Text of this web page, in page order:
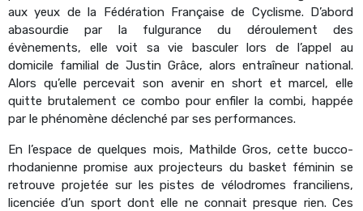
aux yeux de la Fédération Française de Cyclisme. D’abord
abasourdie par la fulgurance du déroulement des
évènements, elle voit sa vie basculer lors de l’appel au
domicile familial de Justin Grâce, alors entraîneur national.
Alors qu’elle percevait son avenir en short et marcel, elle
quitte brutalement ce combo pour enfiler la combi, happée
par le phénomène déclenché par ses performances.
En l’espace de quelques mois, Mathilde Gros, cette bucco-
rhodanienne promise aux projecteurs du basket féminin se
retrouve projetée sur les pistes de vélodromes franciliens,
licenciée d’un sport dont elle ne connait presque rien. Ces